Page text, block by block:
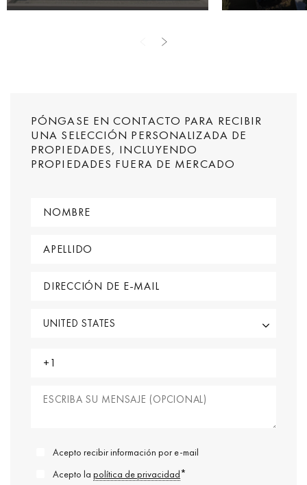
PÓNGASE EN CONTACTO PARA RECIBIR
UNA SELECCIÓN PERSONALIZADA DE
PROPIEDADES, INCLUYENDO
PROPIEDADES FUERA DE MERCADO
Acepto recibir información por e-mail
Acepto la política de privacidad*